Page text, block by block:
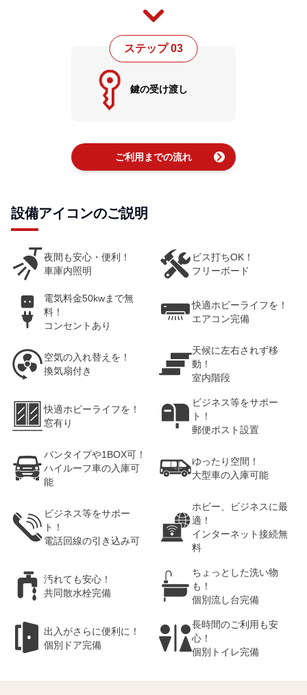
ステップ 03
鍵の受け渡し
ご利用までの流れ chevron_right
設備アイコンのご説明
夜間も安心・便利！
車庫内照明
ビス打ちOK！
フリーボード
電気料金50kwまで無
料！
コンセントあり
快適ホビーライフを！
エアコン完備
空気の入れ替えを！
換気扇付き
天候に左右されず移
動！
室内階段
快適ホビーライフを！
窓有り
ビジネス等をサポー
ト！
郵便ポスト設置
バンタイプや1BOX可！
ハイルーフ車の入庫可
能
ゆったり空間！
大型車の入庫可能
ビジネス等をサポー
ト！
電話回線の引き込み可
ホビー、ビジネスに最
適！
インターネット接続無
料
汚れても安心！
共同散水栓完備
ちょっとした洗い物
も！
個別流し台完備
出入がさらに便利に！
個別ドア完備
長時間のご利用も安
心！
個別トイレ完備